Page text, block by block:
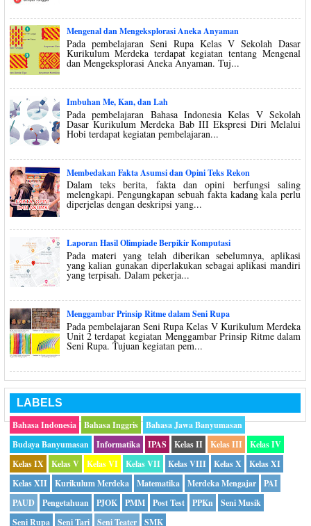
Mengenal dan Mengeksplorasi Aneka Anyaman
Pada pembelajaran Seni Rupa Kelas V Sekolah Dasar
Kurikulum Merdeka terdapat kegiatan tentang Mengenal
dan Mengeksplorasi Aneka Anyaman. Tuj...
Imbuhan Me, Kan, dan Lah
Pada pembelajaran Bahasa Indonesia Kelas V Sekolah
Dasar Kurikulum Merdeka Bab III Ekspresi Diri Melalui
Hobi terdapat kegiatan pembelajaran...
Membedakan Fakta Asumsi dan Opini Teks Rekon
Dalam teks berita, fakta dan opini berfungsi saling
melengkapi. Pengungkapan sebuah fakta kadang kala perlu
diperjelas dengan deskripsi yang...
Laporan Hasil Olimpiade Berpikir Komputasi
Pada materi yang telah diberikan sebelumnya, aplikasi
yang kalian gunakan diperlakukan sebagai aplikasi mandiri
yang terpisah. Dalam pekerja...
Menggambar Prinsip Ritme dalam Seni Rupa
Pada pembelajaran Seni Rupa Kelas V Kurikulum Merdeka
Unit 2 terdapat kegiatan Menggambar Prinsip Ritme dalam
Seni Rupa. Tujuan kegiatan pem...
LABELS
Bahasa Indonesia
Bahasa Inggris
Bahasa Jawa Banyumasan
Budaya Banyumasan
Informatika IPAS Kelas II Kelas III
Kelas IV
Kelas IX
Kelas V Kelas VI Kelas VII Kelas VIII Kelas X
Kelas XI
Kelas XII
Kurikulum Merdeka Matematika Merdeka Mengajar
PAI
PAUD
Pengetahuan PJOK PMM Post Test PPKn
Seni Musik
Seni Rupa
Seni Tari Seni Teater SMK